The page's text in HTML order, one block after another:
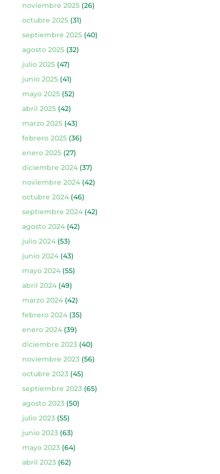
noviembre 2025(26)
octubre 2025(31)
septiembre 2025(40)
agosto 2025(32)
julio 2025(47)
junio 2025(41)
mayo 2025(52)
abril 2025(42)
marzo 2025(43)
febrero 2025(36)
enero 2025(27)
diciembre 2024(37)
noviembre 2024(42)
octubre 2024(46)
septiembre 2024(42)
agosto 2024(42)
julio 2024(53)
junio 2024(43)
mayo 2024(55)
abril 2024(49)
marzo 2024(42)
febrero 2024(35)
enero 2024(39)
diciembre 2023(40)
noviembre 2023(56)
octubre 2023(45)
septiembre 2023(65)
agosto 2023(50)
julio 2023(55)
junio 2023(63)
mayo 2023(64)
abril 2023(62)